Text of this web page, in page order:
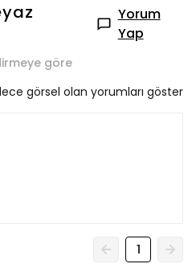
Yorum
Yap
göre
görsel olan yorumları göster
1